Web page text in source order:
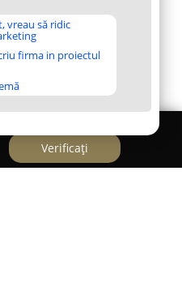
vreau să ridic
firma in proiectul
Verificați